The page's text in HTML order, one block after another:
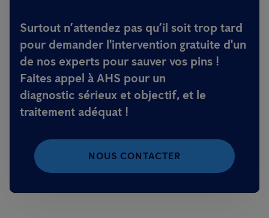
Surtout n’attendez pas qu’il soit trop tard
pour demander l'intervention gratuite d'un
de nos experts pour sauver vos pins !
Faites appel à AHS pour un
diagnostic sérieux et objectif, et le
traitement adéquat !
NOUS CONTACTER